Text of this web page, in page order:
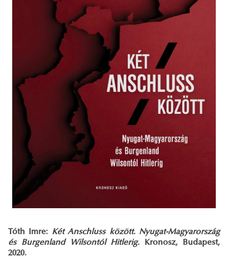
Tóth Imre: Két Anschluss között. Nyugat-Magyarország
és Burgenland Wilsontól Hitlerig. Kronosz, Budapest,
2020.